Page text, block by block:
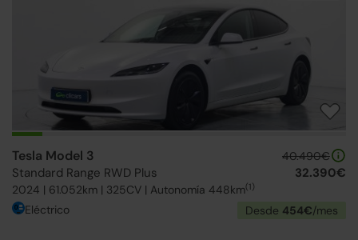
Tesla Model 3
Standard Range RWD Plus
2024 | 61.052km | 325CV | Autonomía 448km(1)
40.490€
32.390€
Eléctrico Desde 454€/mes